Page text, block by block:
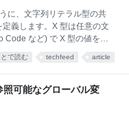
に、文字列リテラル型の共
義します。X 型は任意の文
Code など) で X 型の値を入
補として提示されます。 解
てしまうと、共用体型の各要
るので、string & {} 型は実
4.4 の時点では同一扱い
とで読む techfeed article
可能なグローバル変